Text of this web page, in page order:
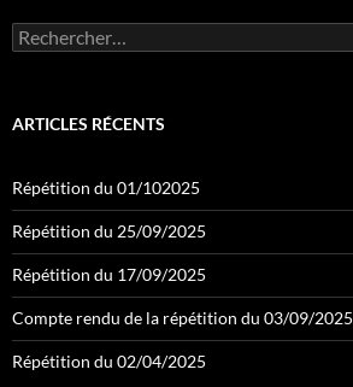
Rechercher :
ARTICLES RÉCENTS
Répétition du 01/102025
Répétition du 25/09/2025
Répétition du 17/09/2025
Compte rendu de la répétition du 03/09/2025
Répétition du 02/04/2025